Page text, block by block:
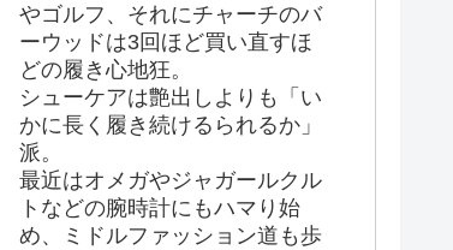
やゴルフ、それにチャーチのバ
ーウッドは3回ほど買い直すほ
どの履き心地狂。
シューケアは艶出しよりも「い
かに長く履き続けるられるか」
派。
最近はオメガやジャガールクル
トなどの腕時計にもハマり始
め、ミドルファッション道も歩